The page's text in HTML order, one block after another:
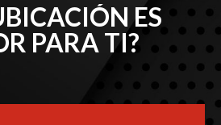
ES
PARA TI?